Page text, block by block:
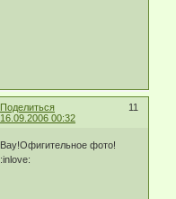
Поделиться
11
16.09.2006 00:32
Вау!Офигительное фото!
:inlove: